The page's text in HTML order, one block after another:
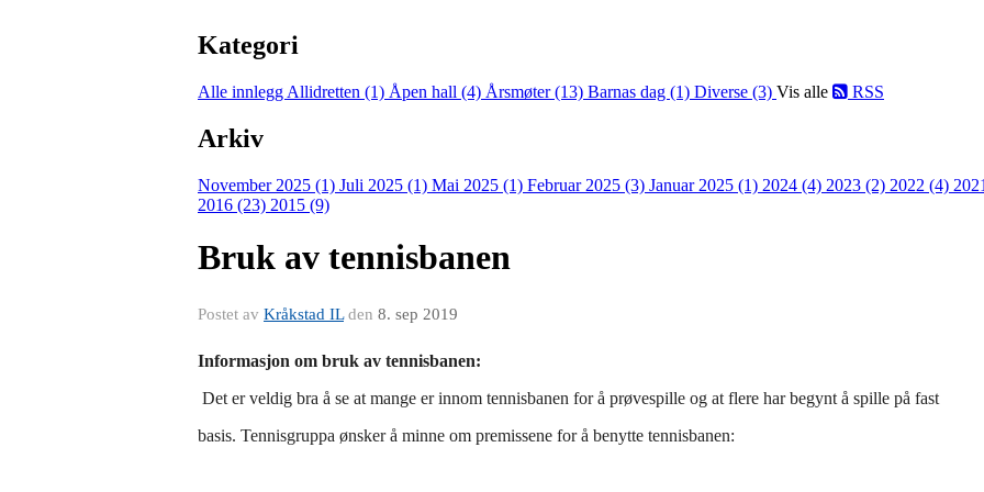
Kategori
Alle innlegg Allidretten (1) Åpen hall (4) Årsmøter (13) Barnas dag (1) Diverse (3) Vis alle RSS
Arkiv
November 2025 (1) Juli 2025 (1) Mai 2025 (1) Februar 2025 (3) Januar 2025 (1) 2024 (4) 2023 (2) 2022 (4)
2016 (23) 2015 (9)
Bruk av tennisbanen
Postet av Kråkstad ILden 8. sep 2019
Informasjon om bruk av tennisbanen:
Det er veldig bra å se at mange er innom tennisbanen for å prøvespille og at flere har begynt å spille på fast
basis. Tennisgruppa ønsker å minne om premissene for å benytte tennisbanen: